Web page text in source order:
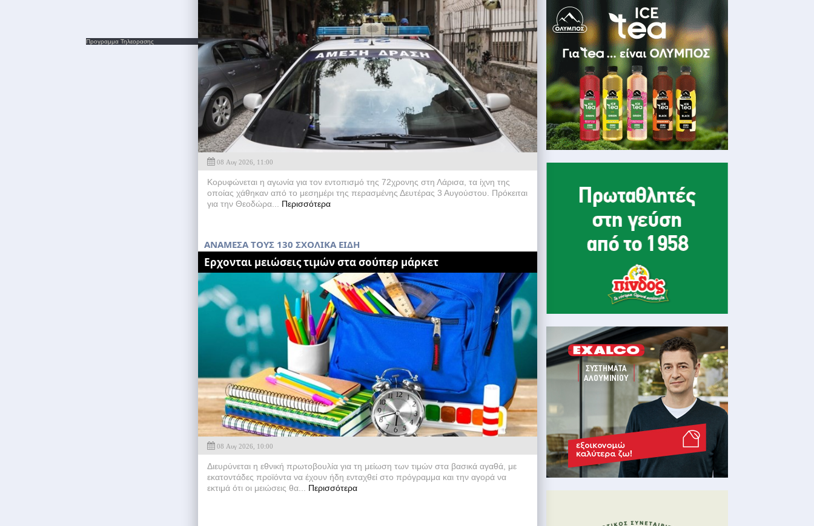
Προγραμμα Τηλεορασης
08 Αυγ 2026, 11:00
Κορυφώνεται η αγωνία για τον εντοπισμό της 72χρονης στη Λάρισα, τα ίχνη της
οποίας χάθηκαν από το μεσημέρι της περασμένης Δευτέρας 3 Αυγούστου. Πρόκειται
για την Θεοδώρα... Περισσότερα
ΑΝΑΜΕΣΑ ΤΟΥΣ 130 ΣΧΟΛΙΚΑ ΕΙΔΗ
Eρχονται μειώσεις τιμών στα σούπερ μάρκετ
08 Αυγ 2026, 10:00
Διευρύνεται η εθνική πρωτοβουλία για τη μείωση των τιμών στα βασικά αγαθά, με
εκατοντάδες προϊόντα να έχουν ήδη ενταχθεί στο πρόγραμμα και την αγορά να
εκτιμά ότι οι μειώσεις θα... Περισσότερα